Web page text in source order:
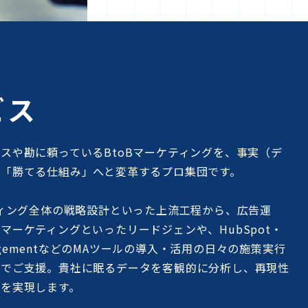
や勘に頼っているBtoBマーケティングを、事実（デ
勝てる仕組み」へと変革するプロ集団です。
グ全体の戦略設計といった上流工程から、広告運
ーケティングといったリードジェンや、HubSpot・
などのMAツールの導入・活用の日々の施策実行
ご支援。貴社に眠るデータを客観的に分析し、再現性
実現します。